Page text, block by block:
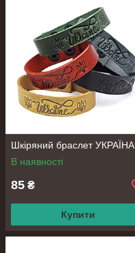
Шкіряний браслет УКРАЇНА
В наявності
85 ₴
Купити